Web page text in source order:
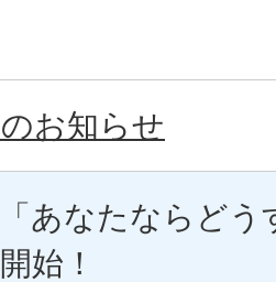
お知らせ
あなたならど
始！